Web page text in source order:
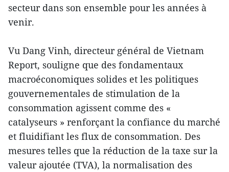
secteur dans son ensemble pour les années à
venir.
Vu Dang Vinh, directeur général de Vietnam
Report, souligne que des fondamentaux
macroéconomiques solides et les politiques
gouvernementales de stimulation de la
consommation agissent comme des «
catalyseurs » renforçant la confiance du marché
et fluidifiant les flux de consommation. Des
mesures telles que la réduction de la taxe sur la
valeur ajoutée (TVA), la normalisation des